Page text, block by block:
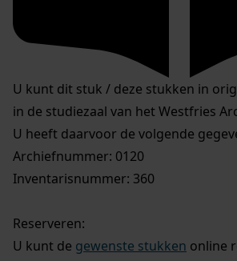
U kunt dit stuk / deze stukken in
in de studiezaal van het Westfries
U heeft daarvoor de volgende
Archiefnummer: 0120
Inventarisnummer: 360
Reserveren:
U kunt de gewenste stukken online